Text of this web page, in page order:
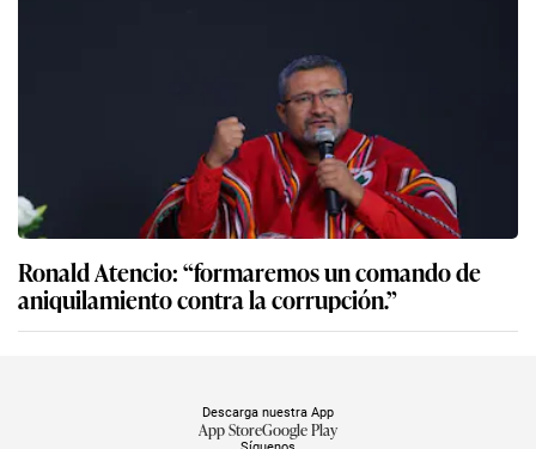
Ronald Atencio: “formaremos un comando de
aniquilamiento contra la corrupción.”
Descarga nuestra App
App StoreGoogle Play